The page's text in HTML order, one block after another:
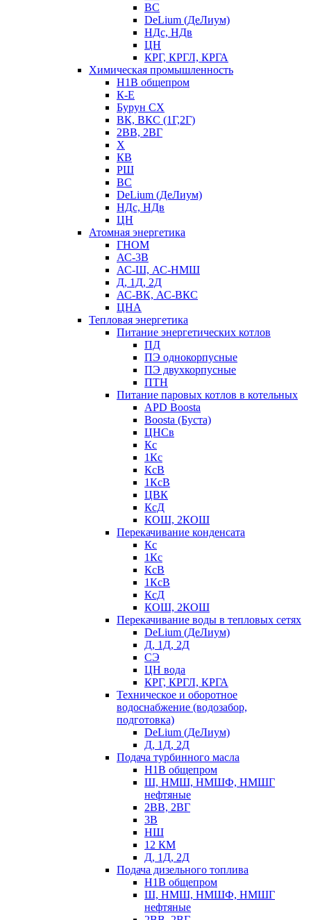
ВС
DeLium (ДеЛиум)
НДс, НДв
ЦН
КРГ, КРГЛ, КРГА
Химическая промышленность
Н1В общепром
К-Е
Бурун СХ
ВК, ВКС (1Г,2Г)
2ВВ, 2ВГ
Х
КВ
РШ
ВС
DeLium (ДеЛиум)
НДс, НДв
ЦН
Атомная энергетика
ГНОМ
АС-3В
АС-Ш, АС-НМШ
Д, 1Д, 2Д
АС-ВК, АС-ВКС
ЦНА
Тепловая энергетика
Питание энергетических котлов
ПД
ПЭ однокорпусные
ПЭ двухкорпусные
ПТН
Питание паровых котлов в котельных
APD Boosta
Boosta (Буста)
ЦНСв
Кс
1Кс
КсВ
1КсВ
ЦВК
КсД
КОШ, 2КОШ
Перекачивание конденсата
Кс
1Кс
КсВ
1КсВ
КсД
КОШ, 2КОШ
Перекачивание воды в тепловых сетях
DeLium (ДеЛиум)
Д, 1Д, 2Д
СЭ
ЦН вода
КРГ, КРГЛ, КРГА
Техническое и оборотное
водоснабжение (водозабор,
подготовка)
DeLium (ДеЛиум)
Д, 1Д, 2Д
Подача турбинного масла
Н1В общепром
Ш, НМШ, НМШФ, НМШГ
нефтяные
2ВВ, 2ВГ
3В
НШ
12 КМ
Д, 1Д, 2Д
Подача дизельного топлива
Н1В общепром
Ш, НМШ, НМШФ, НМШГ
нефтяные